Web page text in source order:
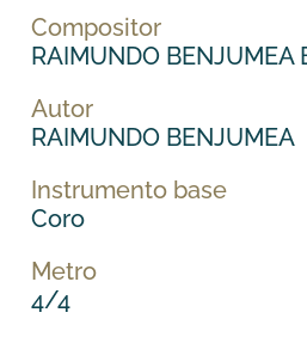
Compositor
RAIMUNDO BENJUMEA
Autor
RAIMUNDO BENJUMEA
Instrumento base
Coro
Metro
4/4